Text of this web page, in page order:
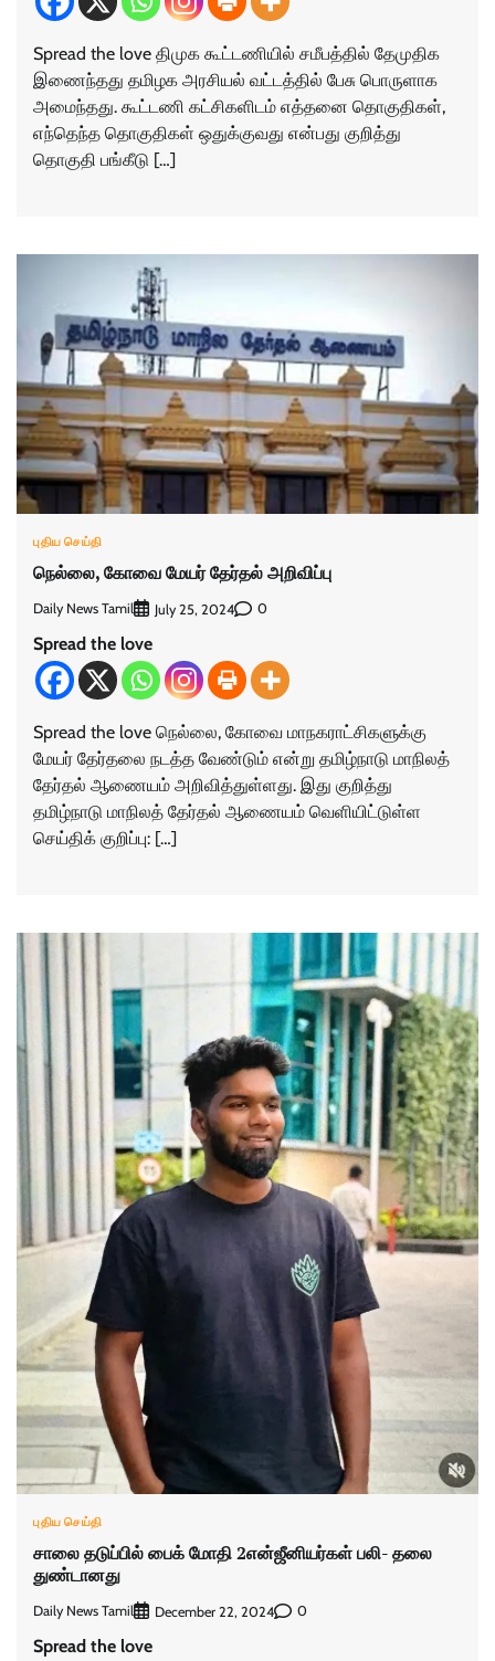
Spread the love திமுக கூட்டணியில் சமீபத்தில் தேமுதிக
இணைந்தது தமிழக அரசியல் வட்டத்தில் பேசு பொருளாக
அமைந்தது. கூட்டணி கட்சிகளிடம் எத்தனை தொகுதிகள்,
எந்தெந்த தொகுதிகள் ஒதுக்குவது என்பது குறித்து
தொகுதி பங்கீடு […]
புதிய செய்தி
நெல்லை, கோவை மேயர் தேர்தல் அறிவிப்பு
Daily News Tamil July 25, 2024 0
Spread the love
Spread the love நெல்லை, கோவை மாநகராட்சிகளுக்கு
மேயர் தேர்தலை நடத்த வேண்டும் என்று தமிழ்நாடு மாநிலத்
தேர்தல் ஆணையம் அறிவித்துள்ளது. இது குறித்து
தமிழ்நாடு மாநிலத் தேர்தல் ஆணையம் வெளியிட்டுள்ள
செய்திக் குறிப்பு: […]
புதிய செய்தி
சாலை தடுப்பில் பைக் மோதி 2என்ஜீனியர்கள் பலி- தலை
துண்டானது
Daily News Tamil December 22, 2024 0
Spread the love